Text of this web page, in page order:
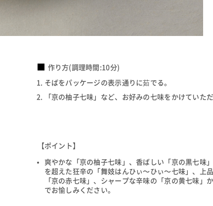
作り方(調理時間:10分)
そばをパッケージの表示通りに茹でる。
「京の柚子七味」など、お好みの七味をかけていた
【ポイント】
爽やかな「京の柚子七味」、香ばしい「京の黒七味
を超えた狂辛の「舞妓はんひぃ～ひぃ～七味」、上
「京の赤七味」、シャープな辛味の「京の黄七味」
でお愉しみください。